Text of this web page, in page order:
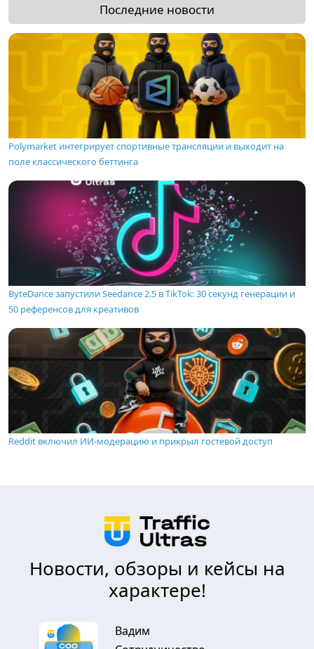
Последние новости
Polymarket интегрирует спортивные трансляции и выходит на
поле классического беттинга
ByteDance запустили Seedance 2.5 в TikTok: 30 секунд генерации и
50 референсов для креативов
Reddit включил ИИ-модерацию и прикрыл гостевой доступ
Новости, обзоры и кейсы на
характере!
Вадим